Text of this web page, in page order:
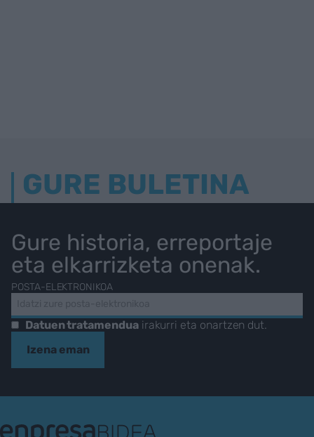
GURE BULETINA
Gure historia, erreportaje
eta elkarrizketa onenak.
POSTA-ELEKTRONIKOA
Datuen tratamenduairakurri eta onartzen dut.
Izena eman